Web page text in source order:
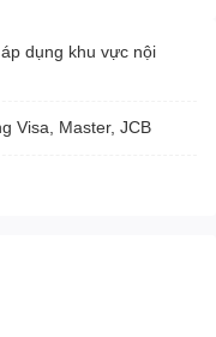
dụng khu vực nội
Visa, Master, JCB